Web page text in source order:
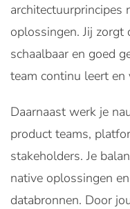
architectuurprincipes
oplossingen. Jij
schaalbaar en goed
team continu leert en
Daarnaast werk je
product teams,
stakeholders. Je
native oplossingen
databronnen. Door